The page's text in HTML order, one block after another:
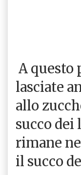
A questo
lasciate
allo
succo dei
rimane
il succo